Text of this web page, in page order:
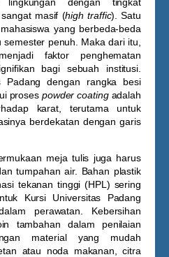
masif (high traffic). Satu
yang berbeda-beda
penuh. Maka dari itu,
faktor penghematan
bagi sebuah institusi.
Padang dengan rangka besi
proses powder coatingadalah
karat, terutama untuk
berdekatan dengan garis
meja tulis juga harus
tumpahan air. Bahan plastik
tekanan tinggi (HPL) sering
Kursi Universitas Padang
perawatan. Kebersihan
tambahan dalam penilaian
material yang mudah
atau noda makanan, citra